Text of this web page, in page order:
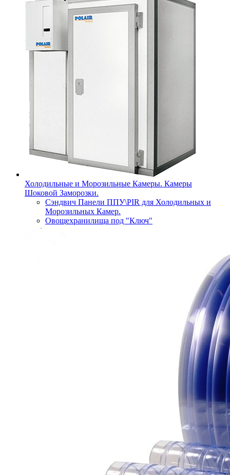
Холодильные и Морозильные Камеры. Камеры
Шоковой Заморозки.
Сэндвич Панели ППУ\PIR для Холодильных и
Морозильных Камер.
Овощехранилища под "Ключ"